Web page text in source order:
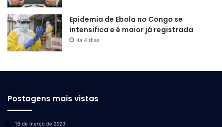
Epidemia de Ebola no Congo se
intensifica e é maior já registrada
Há 4 dias
Postagens mais vistas
16 de março de 2023